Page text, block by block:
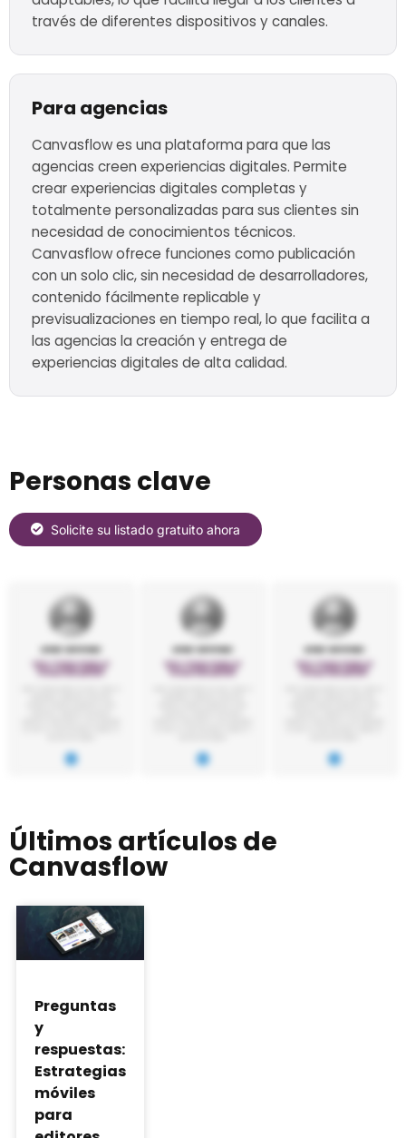
través de diferentes dispositivos y canales.
Para agencias
Canvasflow es una plataforma para que las
agencias creen experiencias digitales. Permite
crear experiencias digitales completas y
totalmente personalizadas para sus clientes sin
necesidad de conocimientos técnicos.
Canvasflow ofrece funciones como publicación
con un solo clic, sin necesidad de desarrolladores,
contenido fácilmente replicable y
previsualizaciones en tiempo real, lo que facilita a
las agencias la creación y entrega de
experiencias digitales de alta calidad.
Personas clave
Solicite su listado gratuito ahora
Últimos artículos de
Canvasflow
Preguntas
y
respuestas:
Estrategias
móviles
para